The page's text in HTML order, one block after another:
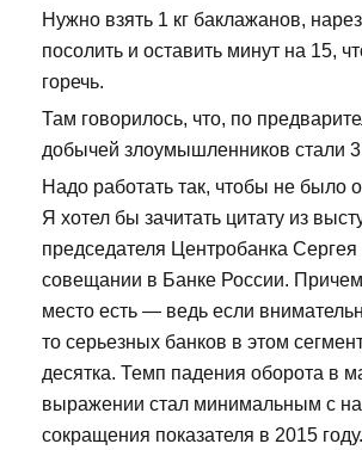
Нужно взять 1 кг баклажанов,
посолить и оставить минут на 15,
горечь.
Там говорилось, что, по
добычей злоумышленников стали
Надо работать так, чтобы не было
Я хотел бы зачитать цитату из
председателя Центробанка Сергея
совещании в Банке России.
место есть — ведь если
то серьезных банков в этом
десятка. Темп падения оборота в
выражении стал минимальным с
сокращения показателя в 2015 году.